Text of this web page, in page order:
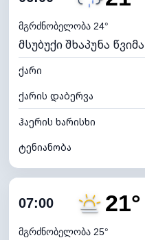
ნამის წერტილი
ხილვადობა
განათების ინდექსი
ღრუბლის სიმაღლე
მგრძნობელობა 24°
მსუბუქი შხაპუნა წვიმა
ქარი
ქარის დაბერვა
ჰაერის ხარისხი
ტენიანობა
ღრუბლიანობა
ნამის წერტილი
07:00 21°
მგრძნობელობა 25°